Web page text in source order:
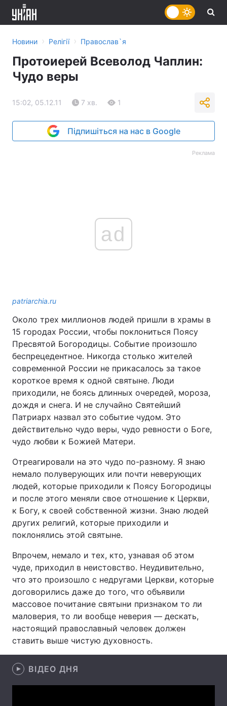
Головна Війна
Україна Політика
Спорт Наука
Зброя Інциденти
Здоров'я Туризм
Цікавинки Погода
Екологія
Новини › Релігії › Православ`я
Протоиерей Всеволод Чаплин:
Чудо веры
15:02, 05.12.11 7 хв. 1
Підпишіться на нас в Google
Реклама
ad
patriarchia.ru
Около трех миллионов людей пришли в храмы в
15 городах России, чтобы поклониться Поясу
Пресвятой Богородицы. Событие произошло
беспрецедентное. Никогда столько жителей
современной России не прикасалось за такое
короткое время к одной святыне. Люди
приходили, не боясь длинных очередей, мороза,
дождя и снега. И не случайно Святейший
Патриарх назвал это событие чудом. Это
действительно чудо веры, чудо ревности о Боге,
чудо любви к Божией Матери.
Отреагировали на это чудо по-разному. Я знаю
немало полуверующих или почти неверующих
людей, которые приходили к Поясу Богородицы
и после этого меняли свое отношение к Церкви,
к Богу, к своей собственной жизни. Знаю людей
других религий, которые приходили и
поклонялись этой святыне.
Впрочем, немало и тех, кто, узнавая об этом
чуде, приходил в неистовство. Неудивительно,
что это произошло с недругами Церкви, которые
договорились даже до того, что объявили
массовое почитание святыни признаком то ли
маловерия, то ли вообще неверия — дескать,
настоящий православный человек должен
ставить выше чистую духовность.
ВІДЕО ДНЯ